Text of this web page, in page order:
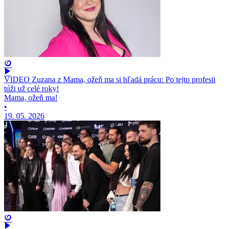
VIDEO Zuzana z Mama, ožeň ma si hľadá prácu: Po tejto profesii
túži už celé roky!
Mama, ožeň ma!
•
19. 05. 2026